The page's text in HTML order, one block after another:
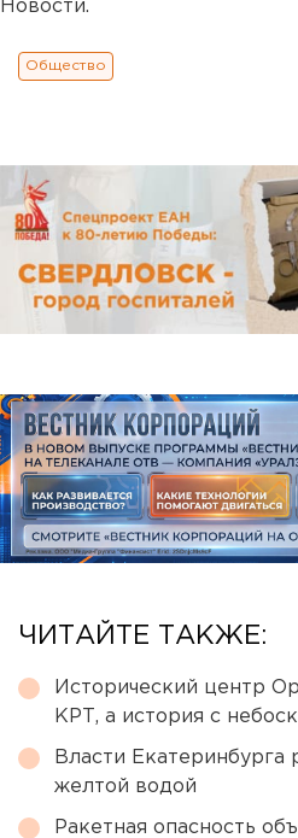
Новости.
Общество
ЧИТАЙТЕ ТАКЖЕ:
Исторический центр
КРТ, а история с
Власти Екатеринбурга
желтой водой
Ракетная опасность